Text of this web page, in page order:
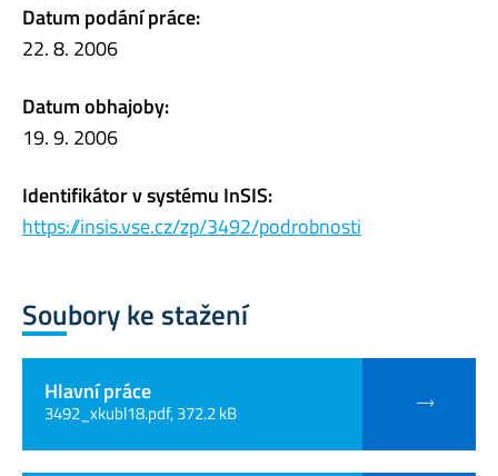
Datum podání práce:
22. 8. 2006
Datum obhajoby:
19. 9. 2006
Identifikátor v systému InSIS:
https://insis.vse.cz/zp/3492/podrobnosti
Soubory ke stažení
Hlavní práce
3492_xkubl18.pdf, 372.2 kB